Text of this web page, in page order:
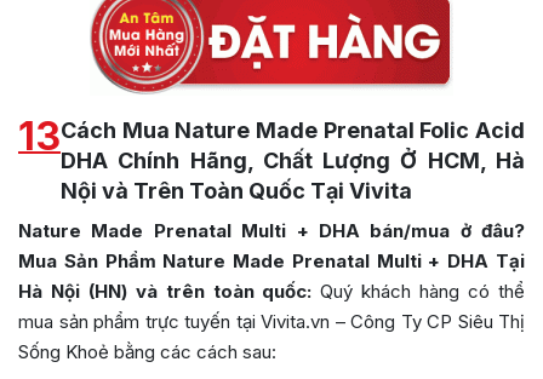
13Cách Mua Nature Made Prenatal Folic Acid
DHA Chính Hãng, Chất Lượng Ở HCM, Hà
Nội và Trên Toàn Quốc Tại Vivita
Nature Made Prenatal Multi + DHA bán/mua ở đâu?
Mua Sản Phẩm Nature Made Prenatal Multi + DHA Tại
Hà Nội (HN) và trên toàn quốc: Quý khách hàng có thể
mua sản phẩm trực tuyến tại Vivita.vn – Công Ty CP Siêu Thị
Sống Khoẻ bằng các cách sau: